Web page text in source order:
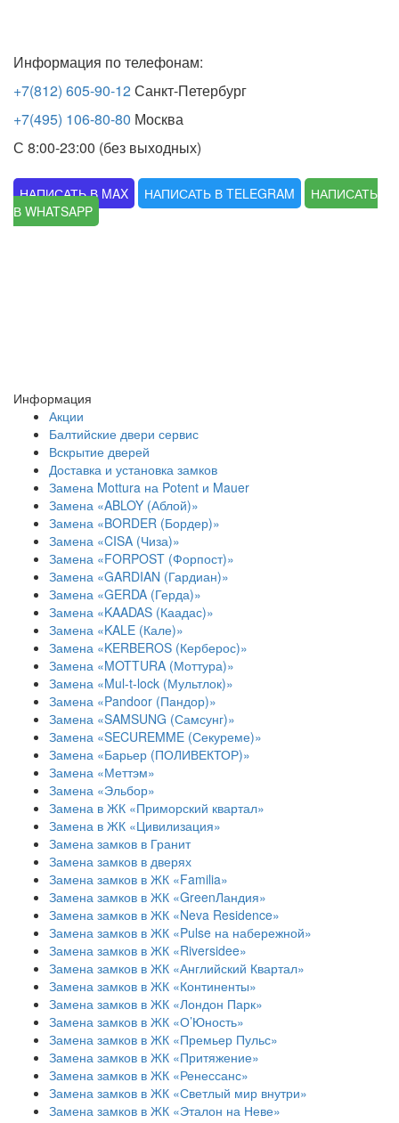
Информация по телефонам:
+7(812) 605-90-12Санкт-Петербург
+7(495) 106-80-80 Москва
С 8:00-23:00 (без выходных)
НАПИСАТЬ В MAX НАПИСАТЬ В TELEGRAM
НАПИСАТЬ
В WHATSAPP
Информация
Акции
Балтийские двери сервис
Вскрытие дверей
Доставка и установка замков
Замена Mottura на Potent и Mauer
Замена «ABLOY (Аблой)»
Замена «BORDER (Бордер)»
Замена «CISA (Чиза)»
Замена «FORPOST (Форпост)»
Замена «GARDIAN (Гардиан)»
Замена «GERDA (Герда)»
Замена «KAADAS (Каадас)»
Замена «KALE (Кале)»
Замена «KERBEROS (Керберос)»
Замена «MOTTURA (Моттура)»
Замена «Mul-t-lock (Мультлок)»
Замена «Pandoor (Пандор)»
Замена «SAMSUNG (Самсунг)»
Замена «SECUREMME (Секуреме)»
Замена «Барьер (ПОЛИВЕКТОР)»
Замена «Меттэм»
Замена «Эльбор»
Замена в ЖК «Приморский квартал»
Замена в ЖК «Цивилизация»
Замена замков в Гранит
Замена замков в дверях
Замена замков в ЖК «Familia»
Замена замков в ЖК «GreenЛандия»
Замена замков в ЖК «Neva Residence»
Замена замков в ЖК «Pulse на набережной»
Замена замков в ЖК «Riversidee»
Замена замков в ЖК «Английский Квартал»
Замена замков в ЖК «Континенты»
Замена замков в ЖК «Лондон Парк»
Замена замков в ЖК «О’Юность»
Замена замков в ЖК «Премьер Пульс»
Замена замков в ЖК «Притяжение»
Замена замков в ЖК «Ренессанс»
Замена замков в ЖК «Светлый мир внутри»
Замена замков в ЖК «Эталон на Неве»